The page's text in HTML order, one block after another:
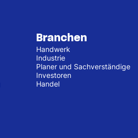
Branchen
Handwerk
Industrie
Planer und Sachverständige
Investoren
Handel